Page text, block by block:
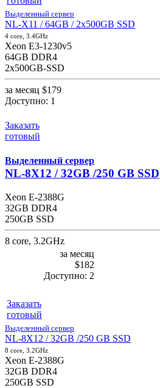
Выделенный сервер
NL-X11 / 64GB / 2x500GB SSD
4 core, 3.4GHz
Xeon E3-1230v5
64GB DDR4
2x500GB-SSD
за месяц $179
Доступно: 1
Заказать
готовый
Выделенный сервер
NL-8X12 / 32GB /250 GB SSD
Xeon E-2388G
32GB DDR4
250GB SSD
8 core, 3.2GHz
за месяц
$182
Доступно: 2
Заказать
готовый
Выделенный сервер
NL-8X12 / 32GB /250 GB SSD
8 core, 3.2GHz
Xeon E-2388G
32GB DDR4
250GB SSD